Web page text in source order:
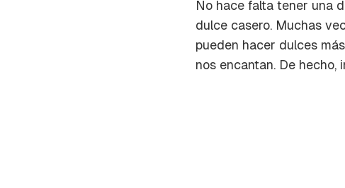
No hace falta tener una
dulce casero. Muchas
pueden hacer dulces
nos encantan. De